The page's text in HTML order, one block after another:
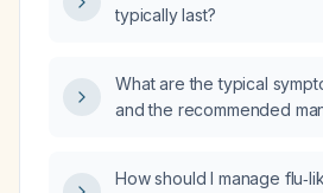
typically last?
What are the typical
and the recommended
How should I manage